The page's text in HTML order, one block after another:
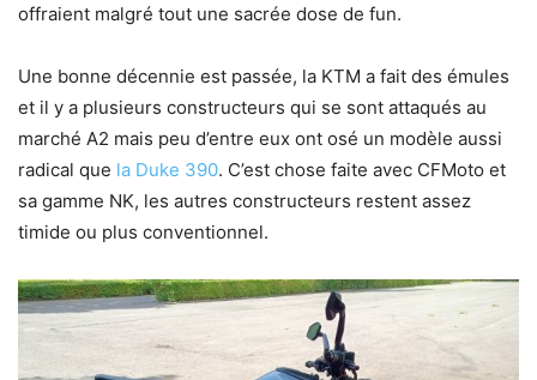
offraient malgré tout une sacrée dose de fun.
Une bonne décennie est passée, la KTM a fait des émules
et il y a plusieurs constructeurs qui se sont attaqués au
marché A2 mais peu d’entre eux ont osé un modèle aussi
radical que la Duke 390. C’est chose faite avec CFMoto et
sa gamme NK, les autres constructeurs restent assez
timide ou plus conventionnel.